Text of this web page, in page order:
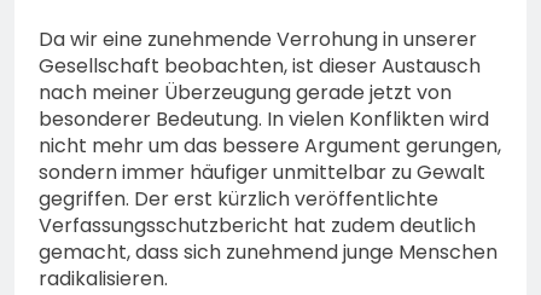
Da wir eine zunehmende Verrohung in unserer
Gesellschaft beobachten, ist dieser Austausch
nach meiner Überzeugung gerade jetzt von
besonderer Bedeutung. In vielen Konflikten wird
nicht mehr um das bessere Argument gerungen,
sondern immer häufiger unmittelbar zu Gewalt
gegriffen. Der erst kürzlich veröffentlichte
Verfassungsschutzbericht hat zudem deutlich
gemacht, dass sich zunehmend junge Menschen
radikalisieren.